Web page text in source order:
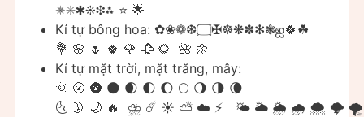
✵✳✱❊❉⁂ ⭐️ 🌟
Kí tự bông hoa: ✿❀❁❆۝✠☸❋✽✻❃ஐ🍀☘
💐 🌸 🌷 🍀 🌹 🥀 🌻 🌺 🌼
Kí tự mặt trời, mặt trăng, mây:
🌞 🌝 🌚 🌑 🌒 🌓 🌔 🌕 🌖 🌗 🌘
🌜 🌛 🌙 🔥 ⛈ ☄ ☀️ ⛅️ ☁️ ⚡️ 🌤 🌥 🌦 🌧 🌨 🌩 🌪 🌫